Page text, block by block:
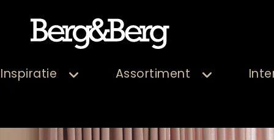
Inspiratie Assortiment